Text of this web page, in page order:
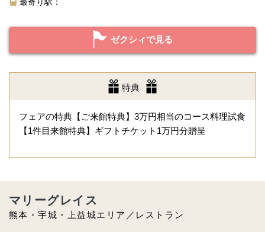
ゼクシィで見る
特典
フェアの特典【ご来館特典】3万円相当のコース料理試食
【1件目来館特典】ギフトチケット1万円分贈呈
熊本・宇城・上益城エリア／レストラン
マリーグレイス